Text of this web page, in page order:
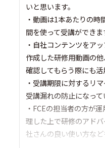
いと思います。
・動画は1本あたりの
間を使って受講ができま
・自社コンテンツをア
作成した研修用動画の
確認してもらう際にも活
・受講期限に対するリ
受講漏れの防止になって
・FCEの担当者の方が
理した上で研修のアド
社さんの良い使い方など